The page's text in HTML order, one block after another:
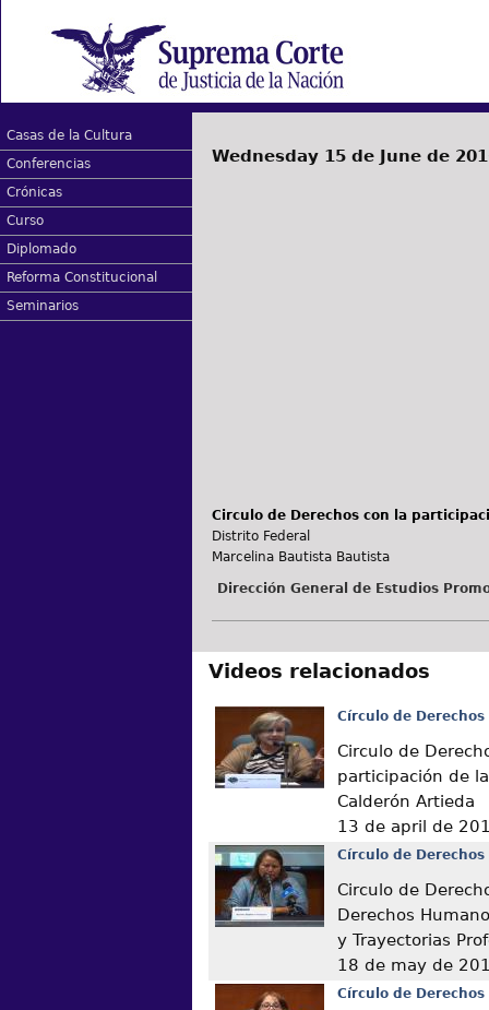
Casas de la Cultura
Conferencias
Crónicas
Curso
Diplomado
Reforma Constitucional
Seminarios
Wednesday 15 de June de
Circulo de Derechos con la
Distrito Federal
Marcelina Bautista Bautista
Dirección General de Estudios
Videos relacionados
Círculo de Derechos
Circulo de
participación de
Calderón Artieda
13 de april de
Círculo de Derechos
Circulo de
Derechos
y Trayectorias
18 de may de
Círculo de Derechos